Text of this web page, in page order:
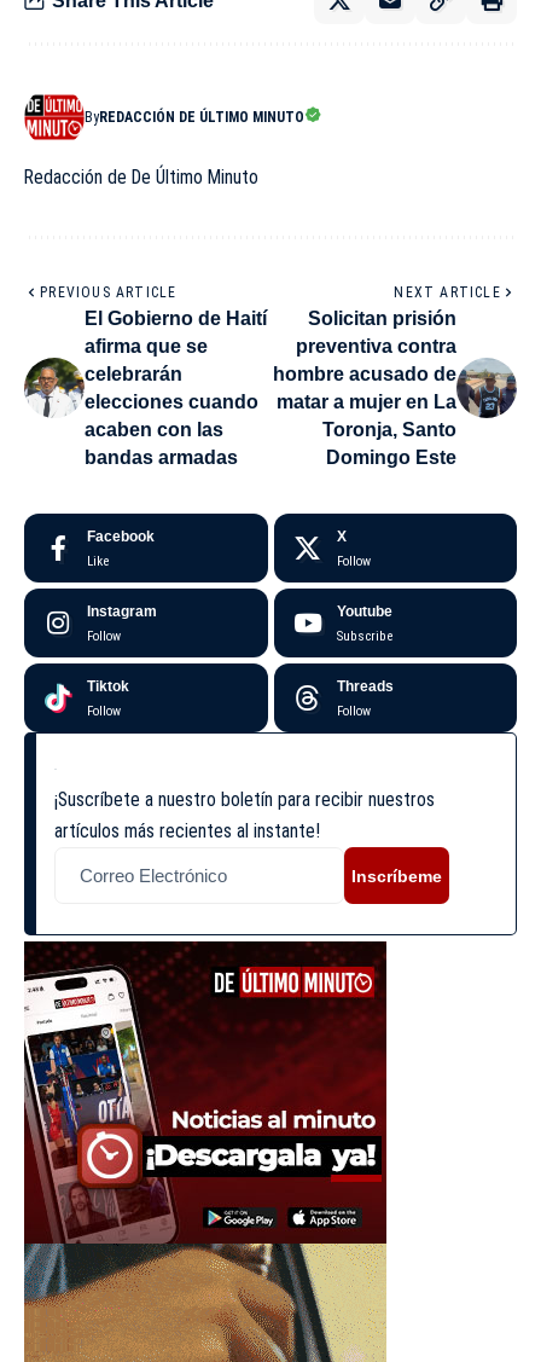
ByREDACCIÓN DE ÚLTIMO MINUTO
Redacción de De Último Minuto
PREVIOUS ARTICLE
El Gobierno de Haití
afirma que se
celebrarán
elecciones cuando
acaben con las
bandas armadas
NEXT ARTICLE
Solicitan prisión
preventiva contra
hombre acusado de
matar a mujer en La
Toronja, Santo
Domingo Este
Facebook
Like
X
Follow
Instagram
Follow
Youtube
Subscribe
Tiktok
Follow
Threads
Follow
¡Suscríbete a nuestro boletín para recibir nuestros
artículos más recientes al instante!
Inscríbeme